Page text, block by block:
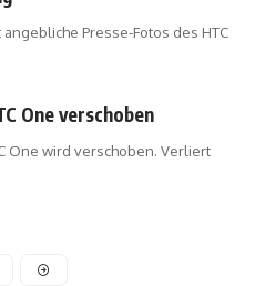
Presse-Fotos des HTC
One verschoben
One wird verschoben. Verliert